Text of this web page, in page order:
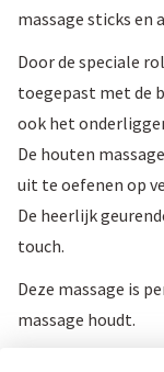
massage sticks en
Door de speciale
toegepast met de
ook het
De houten
uit te oefenen op
De heerlijk
touch.
Deze massage is
massage houdt.